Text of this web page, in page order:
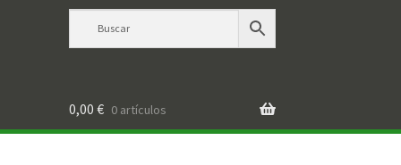
0,00 € 0 artículos